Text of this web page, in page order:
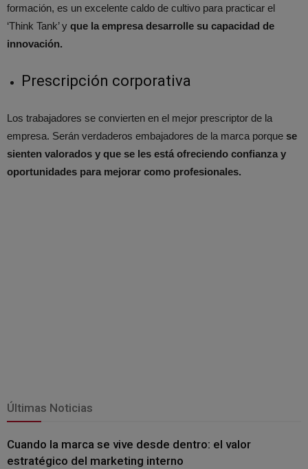
formación, es un excelente caldo de cultivo para practicar el
‘Think Tank’ y que la empresa desarrolle su capacidad de
innovación.
Prescripción corporativa
Los trabajadores se convierten en el mejor prescriptor de la
empresa. Serán verdaderos embajadores de la marca porque se
sienten valorados y que se les está ofreciendo confianza y
oportunidades para mejorar como profesionales.
Últimas Noticias
Cuando la marca se vive desde dentro: el valor
estratégico del marketing interno